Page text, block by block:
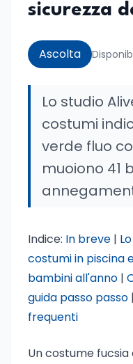
sicurezza
Ascolta
Lo studio
costumi
verde fluo
muoiono 41
Indice: In breve |
costumi in piscina
bambini all'anno |
guida passo passo |
frequenti
Un costume